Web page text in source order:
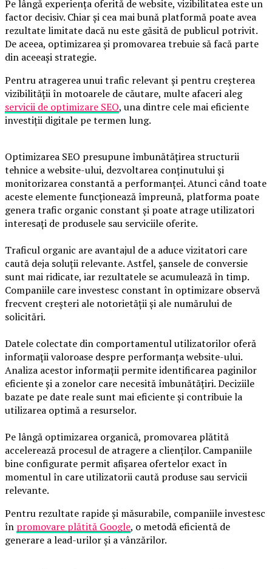
Pe lângă experiența oferită de website, vizibilitatea este un
factor decisiv. Chiar și cea mai bună platformă poate avea
rezultate limitate dacă nu este găsită de publicul potrivit.
De aceea, optimizarea și promovarea trebuie să facă parte
din aceeași strategie.
Pentru atragerea unui trafic relevant și pentru creșterea
vizibilității în motoarele de căutare, multe afaceri aleg
servicii de optimizare SEO, una dintre cele mai eficiente
investiții digitale pe termen lung.
Optimizarea SEO presupune îmbunătățirea structurii
tehnice a website-ului, dezvoltarea conținutului și
monitorizarea constantă a performanței. Atunci când toate
aceste elemente funcționează împreună, platforma poate
genera trafic organic constant și poate atrage utilizatori
interesați de produsele sau serviciile oferite.
Traficul organic are avantajul de a aduce vizitatori care
caută deja soluții relevante. Astfel, șansele de conversie
sunt mai ridicate, iar rezultatele se acumulează în timp.
Companiile care investesc constant în optimizare observă
frecvent creșteri ale notorietății și ale numărului de
solicitări.
Datele colectate din comportamentul utilizatorilor oferă
informații valoroase despre performanța website-ului.
Analiza acestor informații permite identificarea paginilor
eficiente și a zonelor care necesită îmbunătățiri. Deciziile
bazate pe date reale sunt mai eficiente și contribuie la
utilizarea optimă a resurselor.
Pe lângă optimizarea organică, promovarea plătită
accelerează procesul de atragere a clienților. Campaniile
bine configurate permit afișarea ofertelor exact în
momentul în care utilizatorii caută produse sau servicii
relevante.
Pentru rezultate rapide și măsurabile, companiile investesc
în promovare plătită Google, o metodă eficientă de
generare a lead-urilor și a vânzărilor.